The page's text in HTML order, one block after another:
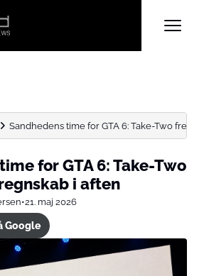
Sandhedens time for GTA 6: Take-Two
for GTA 6: Take-Two
i aften
•21. maj 2026
Google